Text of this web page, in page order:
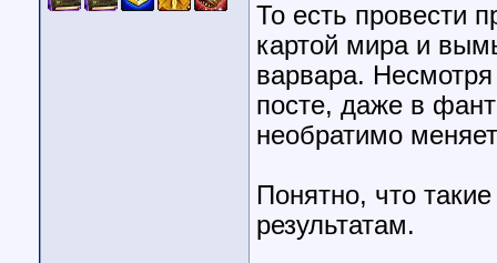
То есть провести
картой мира и
варвара.
посте, даже в
необратимо
Понятно, что
результатам.